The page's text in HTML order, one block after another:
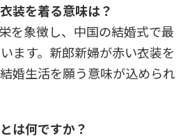
装を着る意味は？
を象徴し、中国の結婚式で最
ます。新郎新婦が赤い衣装を
婚生活を願う意味が込められ
は何ですか？